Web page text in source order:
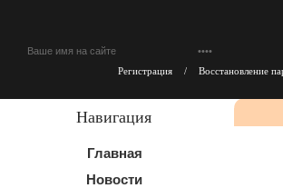
Регистрация / Восстановление
Навигация
Главная
Новости